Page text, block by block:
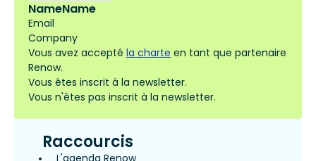
NameName
Email
Company
Vous avez accepté la charte en tant que partenaire
Renow.
Vous êtes inscrit à la newsletter.
Vous n'êtes pas inscrit à la newsletter.
Raccourcis